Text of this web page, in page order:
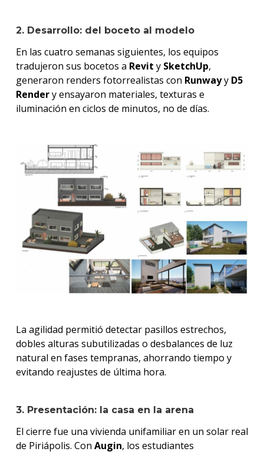
2. Desarrollo: del boceto al modelo
En las cuatro semanas siguientes, los equipos
tradujeron sus bocetos a Revit y SketchUp,
generaron renders fotorrealistas con Runwayy D5
Rendery ensayaron materiales, texturas e
iluminación en ciclos de minutos, no de días.
La agilidad permitió detectar pasillos estrechos,
dobles alturas subutilizadas o desbalances de luz
natural en fases tempranas, ahorrando tiempo y
evitando reajustes de última hora.
3. Presentación: la casa en la arena
El cierre fue una vivienda unifamiliar en un solar real
de Piriápolis. Con Augin, los estudiantes